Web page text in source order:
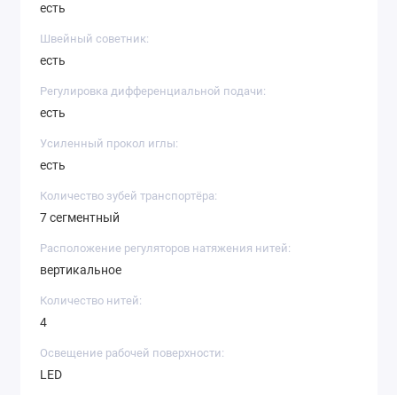
есть
Швейный советник:
есть
Регулировка дифференциальной подачи:
есть
Усиленный прокол иглы:
есть
Количество зубей транспортёра:
7 сегментный
Расположение регуляторов натяжения нитей:
вертикальное
Количество нитей:
4
Освещение рабочей поверхности:
LED